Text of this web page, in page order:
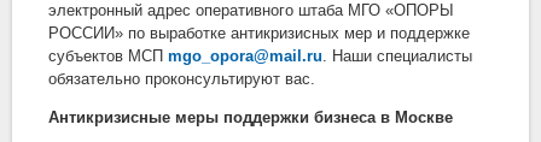
электронный адрес оперативного штаба МГО «ОПОРЫ
РОССИИ» по выработке антикризисных мер и поддержке
субъектов МСП mgo_opora@mail.ru. Наши специалисты
обязательно проконсультируют вас.
Антикризисные меры поддержки бизнеса в Москве